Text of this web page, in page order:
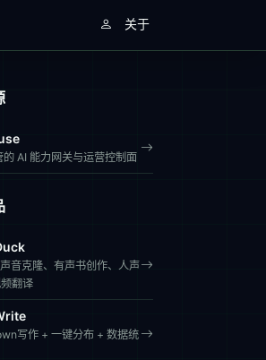
关于
的 AI 能力网关与运营控制面
音克隆、有声书创作、人声
翻译
写作 + 一键分布 + 数据统